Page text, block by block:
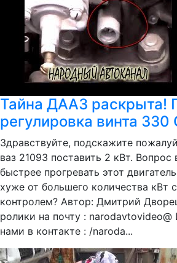
Тайна ДААЗ раскрыта!
регулировка винта
Здравствуйте, подскажите
ваз 21093 поставить 2 кВт. Вопрос
быстрее прогревать этот
хуже от большего количества кВт
контролем? Автор: Дмитрий
ролики на почту :
нами в контакте : /naroda...